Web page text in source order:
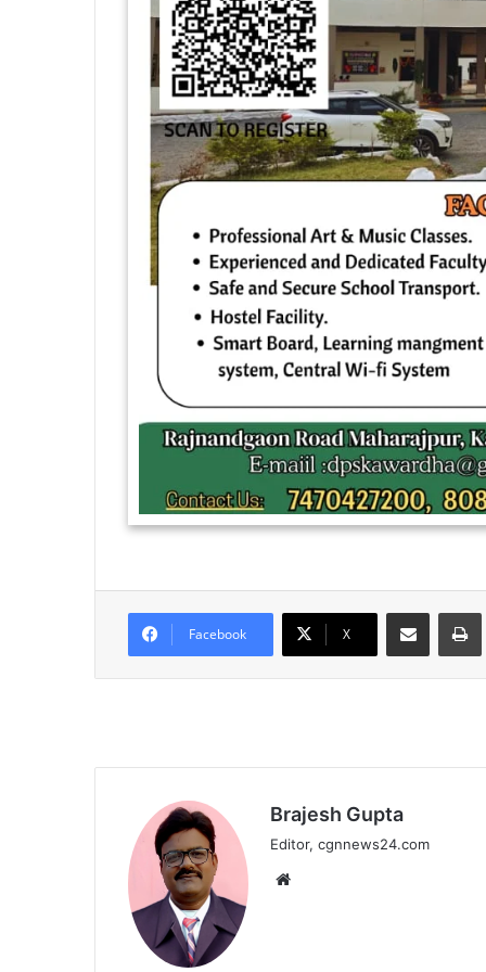
Facebook X
Share via Email
Brajesh Gupta
Editor, cgnnews24.com